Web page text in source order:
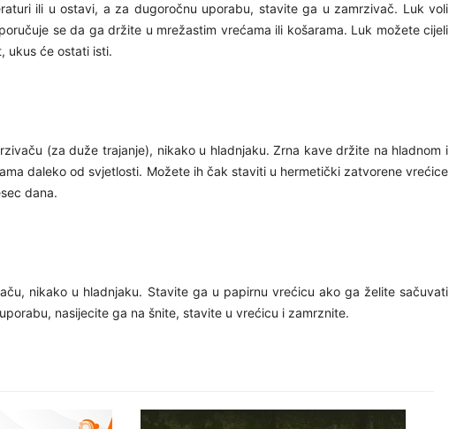
ili u ostavi, a za dugoročnu uporabu, stavite ga u zamrzivač. Luk voli
se da ga držite u mrežastim vrećama ili košarama. Luk možete cijeli
ukus će ostati isti.
(za duže trajanje), nikako u hladnjaku. Zrna kave držite na hladnom i
daleko od svjetlosti. Možete ih čak staviti u hermetički zatvorene vrećice
dana.
nikako u hladnjaku. Stavite ga u papirnu vrećicu ako ga želite sačuvati
nasijecite ga na šnite, stavite u vrećicu i zamrznite.